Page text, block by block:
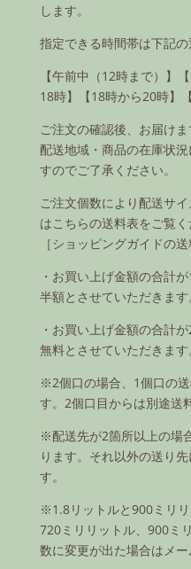
します。
指定できる時間帯は下記の
【午前中（12時まで）】
18時】【18時から20時】
ご注文の確認後、お届け
配送地域・商品の在庫状
すのでご了承ください。
ご注文個数により配送サ
はこちらの送料表をご覧く
［ショッピングガイドの送
・お買い上げ金額の合計
半額とさせていただきます
・お買い上げ金額の合計
無料とさせていただきます
※2個口の場合、1個口の
す。2個口目からは別途送
※配送先が2箇所以上の場
ります。それ以外の送り
す。
※1.8リットルと900ミリリ
720ミリリットル、900ミ
数に変更が出た場合はメー